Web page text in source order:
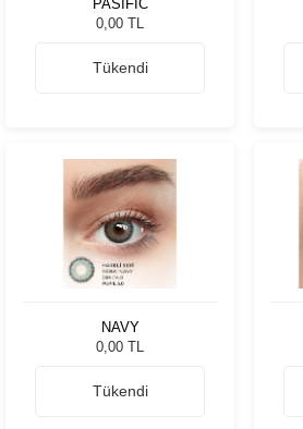
PASIFIC
0,00 TL
Tükendi
NAVY
0,00 TL
Tükendi